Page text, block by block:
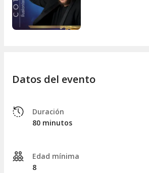
Y tú, ¿ya has vivido la experiencia de la
Datos del evento
Duración
80 minutos
Edad mínima
8